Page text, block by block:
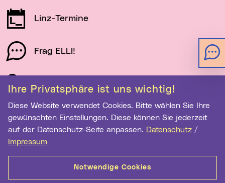
Ihre Privatsphäre ist uns wichtig!
Diese Website verwendet Cookies. Bitte wählen Sie Ihre
gewünschten Einstellungen. Diese können Sie jederzeit
auf der Datenschutz-Seite anpassen. Datenschutz /
Impressum
Notwendige Cookies
Linz-Termine
Frag ELLI!
Schau auf Linz
Newsletter-Anmeldung
E-Mail-Adresse eingeben
Anmelden